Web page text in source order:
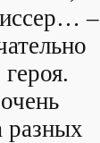
–
разных